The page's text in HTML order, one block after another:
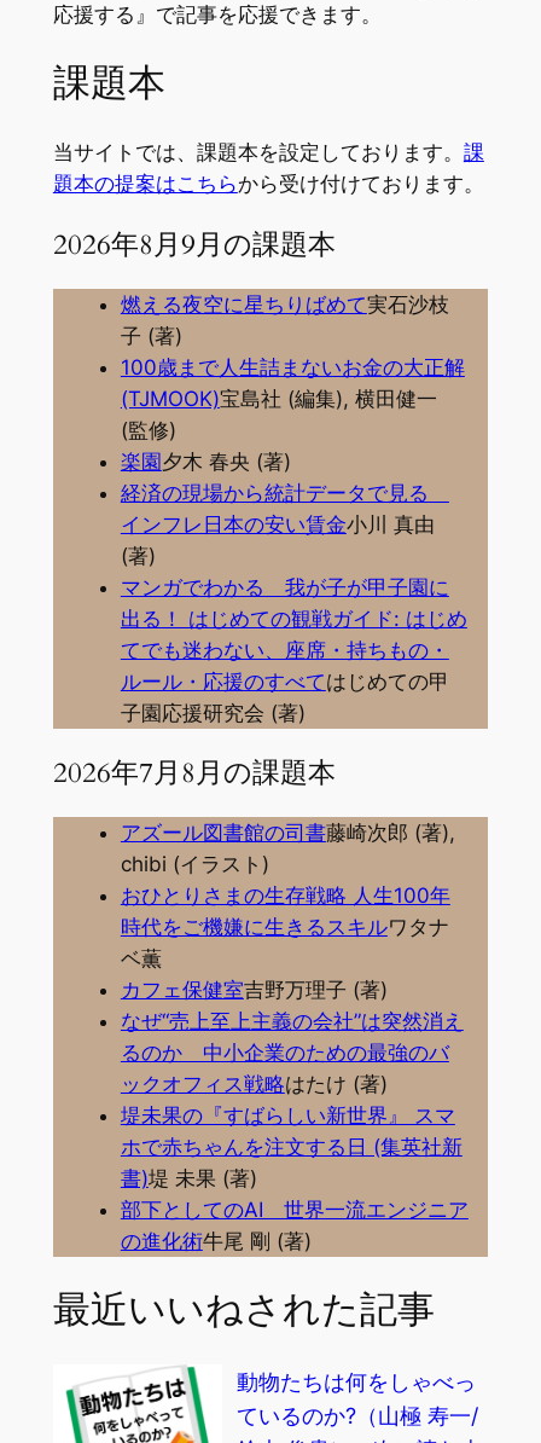
応援する』で記事を応援できます。
課題本
当サイトでは、課題本を設定しております。 課
題本の提案はこちらから受け付けております。
2026年8月9月の課題本
燃える夜空に星ちりばめて実石沙枝
子 (著)
100歳まで人生詰まないお金の大正解
(TJMOOK)宝島社 (編集), 横田健一
(監修)
楽園夕木 春央 (著)
経済の現場から統計データで見る
インフレ日本の安い賃金小川 真由
(著)
マンガでわかる 我が子が甲子園に
出る！ はじめての観戦ガイド: はじめ
てでも迷わない、座席・持ちもの・
ルール・応援のすべてはじめての甲
子園応援研究会 (著)
2026年7月8月の課題本
アズール図書館の司書藤崎次郎 (著),
chibi (イラスト)
おひとりさまの生存戦略 人生100年
時代をご機嫌に生きるスキルワタナ
ベ薫
カフェ保健室吉野万理子 (著)
なぜ“売上至上主義の会社”は突然消え
るのか 中小企業のための最強のバ
ックオフィス戦略はたけ (著)
堤未果の『すばらしい新世界』 スマ
ホで赤ちゃんを注文する日 (集英社新
書)堤 未果 (著)
部下としてのAI 世界一流エンジニア
の進化術牛尾 剛 (著)
最近いいねされた記事
動物たちは何をしゃべっ
ているのか?（山極 寿一/